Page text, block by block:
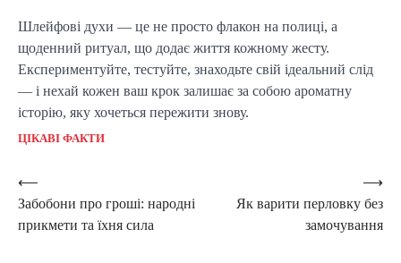
Шлейфові духи — це не просто флакон на полиці, а
щоденний ритуал, що додає життя кожному жесту.
Експериментуйте, тестуйте, знаходьте свій ідеальний слід
— і нехай кожен ваш крок залишає за собою ароматну
історію, яку хочеться пережити знову.
ЦІКАВІ ФАКТИ
Post
navigation
⟵
Забобони про гроші: народні
прикмети та їхня сила
Як варити перловку без
замочування
⟶